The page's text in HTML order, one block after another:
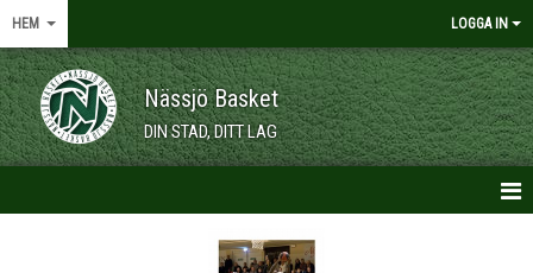
HEM LOGGA IN
Nässjö Basket
DIN STAD, DITT LAG